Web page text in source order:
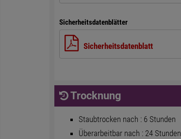
Sicherheitsdatenblätter
Sicherheitsdatenblatt
Trocknung
Staubtrocken nach : 6 Stunden
Überarbeitbar nach : 24 Stunden